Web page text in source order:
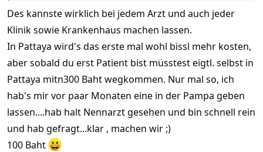
Des kannste wirklich bei jedem Arzt und auch jeder
Klinik sowie Krankenhaus machen lassen.
In Pattaya wird's das erste mal wohl bissl mehr kosten,
aber sobald du erst Patient bist müsstest eigtl. selbst in
Pattaya mitn300 Baht wegkommen. Nur mal so, ich
hab's mir vor paar Monaten eine in der Pampa geben
lassen....hab halt Nennarzt gesehen und bin schnell rein
und hab gefragt...klar , machen wir ;)
100 Baht